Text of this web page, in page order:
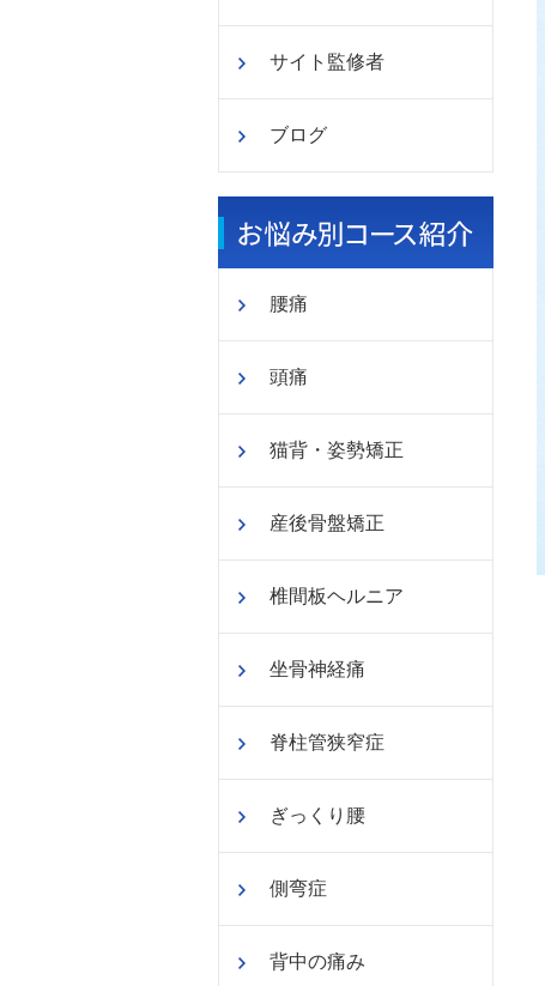
サイト監修者
ブログ
腰痛
頭痛
猫背・姿勢矯正
産後骨盤矯正
椎間板ヘルニア
坐骨神経痛
脊柱管狭窄症
ぎっくり腰
側弯症
背中の痛み